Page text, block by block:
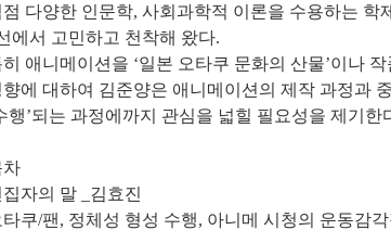
점 다양한 인문학, 사회과학적 이론을 수용하는 학
에서 고민하고 천착해 왔다.
히 애니메이션을 ‘일본 오타쿠 문화의 산물’이나
향에 대하여 김준양은 애니메이션의 제작 과정과
행’되는 과정에까지 관심을 넓힐 필요성을 제기한
차
집자의 말 _김효진
타쿠/팬, 정체성 형성 수행, 아니메 시청의 운동감